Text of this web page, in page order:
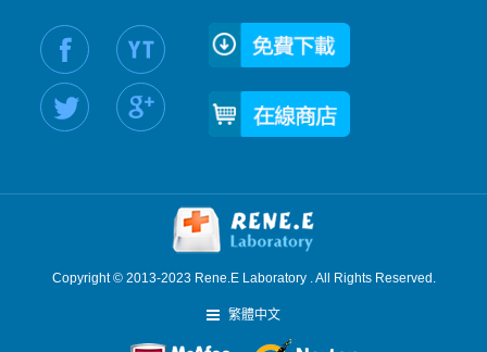
社交媒體信息：
Copyright © 2013-2023 Rene.E Laboratory . All Rights Reserved.
繁體中文